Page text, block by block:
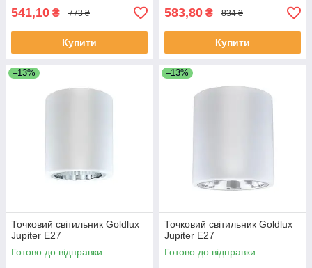
541,10 ₴ 773 ₴
Купити
583,80 ₴ 834 ₴
Купити
–13%
Точковий світильник Goldlux
Jupiter Е27
Готово до відправки
–13%
Точковий світильник Goldlux
Jupiter E27
Готово до відправки